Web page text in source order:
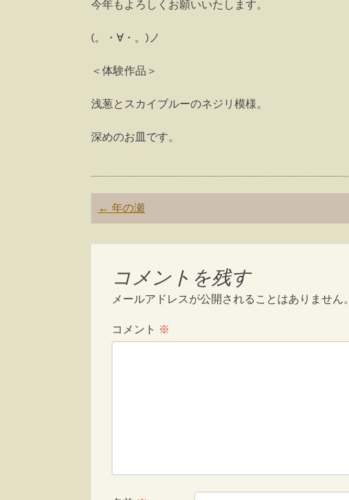
今年もよろしくお願いいたします。
(。・∀・。)ノ
＜体験作品＞
浅葱とスカイブルーのネジリ模様。
深めのお皿です。
Post
navigation
← 年の瀬
コメントを残す
メールアドレスが公開されることはありません。
コメント ※